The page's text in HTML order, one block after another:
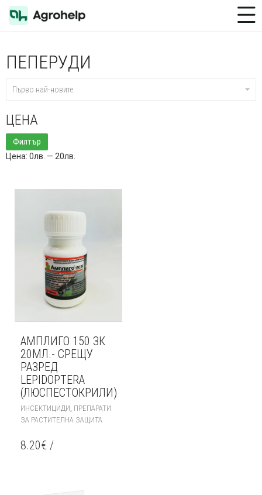
Toggle Menu
ПЕПЕРУДИ
Първо най-новите
ЦЕНА
Минимална
цена
Максимална
цена
Филтър
Цена: 0лв. — 20лв.
АМПЛИГО 150 ЗК
20МЛ.- СРЕЩУ
РАЗРЕД
LEPIDOPTERA
(ЛЮСПЕСТОКРИЛИ)
ИНСЕКТИЦИДИ ПРЕПАРАТИ
ЗА РАСТИТЕЛНА ЗАЩИТА
8.20€ /